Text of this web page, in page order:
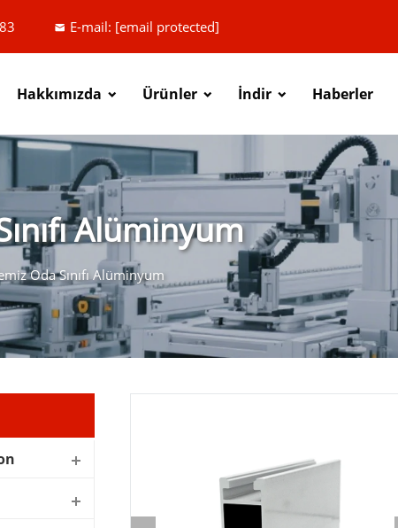
E-mail: [email protected]
Hakkımızda Ürünler İndir Haberler
Alüminyum
Oda Sınıfı Alüminyum